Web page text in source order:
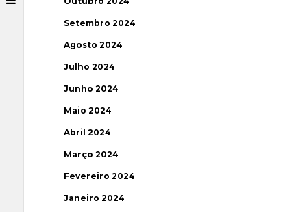
Setembro 2024
Agosto 2024
Julho 2024
Junho 2024
Maio 2024
Abril 2024
Março 2024
Fevereiro 2024
Janeiro 2024